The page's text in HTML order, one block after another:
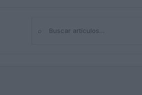
⌕Buscar